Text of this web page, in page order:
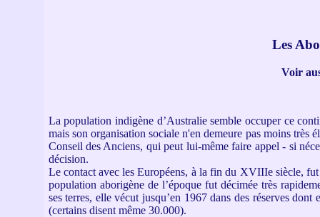
Les
Voir
La population indigène d’Australie semble occuper ce
mais son organisation sociale n'en demeure pas moins
Conseil des Anciens, qui peut lui-même faire appel - si
décision.
Le contact avec les Européens, à la fin du XVIIIe siècle,
population aborigène de l’époque fut décimée très
ses terres, elle vécut jusqu’en 1967 dans des réserves
(certains disent même 30.000).